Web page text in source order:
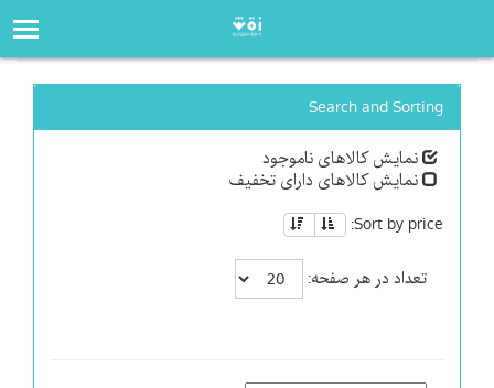
Search and Sorting
نمایش کالاهای ناموجود
نمایش کالاهای دارای تخفیف
Sort by price:
تعداد در هر صفحه: